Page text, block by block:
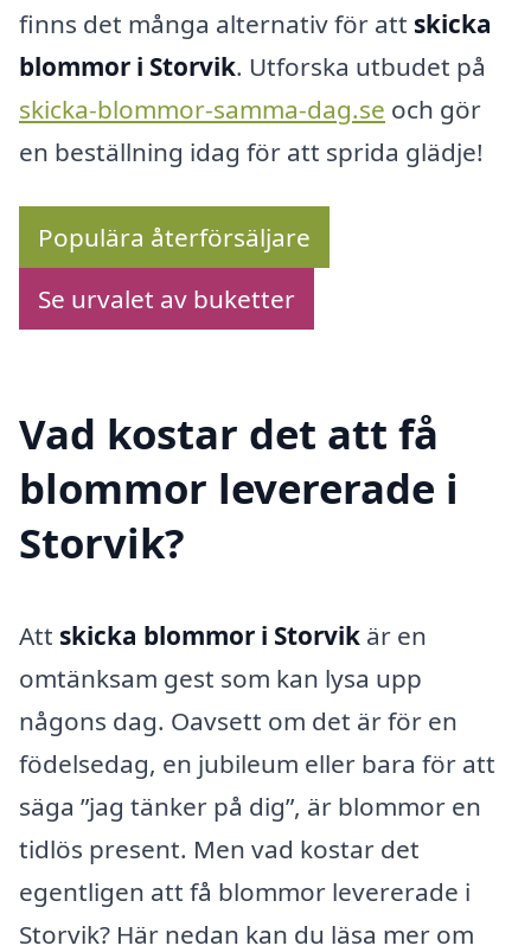
finns det många alternativ för att skicka
blommor i Storvik. Utforska utbudet på
skicka-blommor-samma-dag.se och gör
en beställning idag för att sprida glädje!
Populära återförsäljare
Se urvalet av buketter
Vad kostar det att få
blommor levererade i
Storvik?
Att skicka blommor i Storvik är en
omtänksam gest som kan lysa upp
någons dag. Oavsett om det är för en
födelsedag, en jubileum eller bara för att
säga ”jag tänker på dig”, är blommor en
tidlös present. Men vad kostar det
egentligen att få blommor levererade i
Storvik? Här nedan kan du läsa mer om